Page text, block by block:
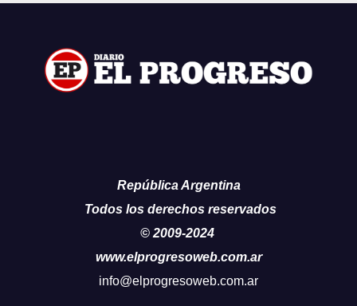
República Argentina
Todos los derechos reservados
© 2009-2024
www.elprogresoweb.com.ar
info@elprogresoweb.com.ar